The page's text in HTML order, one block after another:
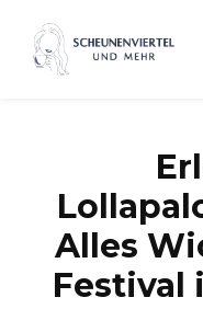
Inhalt
springen
Alles
Festival